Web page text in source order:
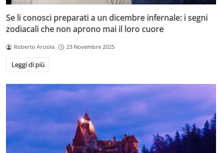
Se li conosci preparati a un dicembre infernale: i segni
zodiacali che non aprono mai il loro cuore
Roberto Arciola 23 Novembre 2025
Leggi di più